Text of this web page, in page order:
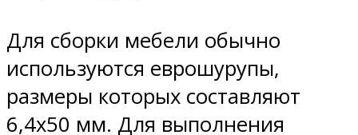
Для сборки мебели обычно
используются еврошурупы,
размеры которых составляют
6,4х50 мм. Для выполнения